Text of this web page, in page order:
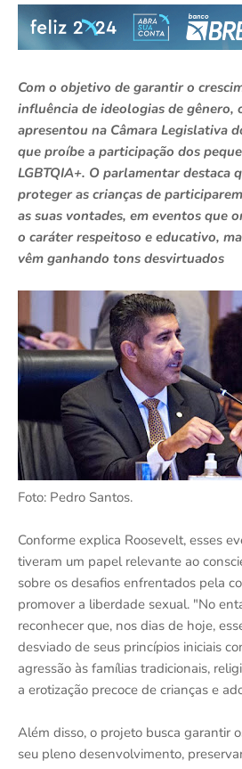
Com o objetivo de garantir o
influência de ideologias de gênero,
apresentou na Câmara Legislativa
que proíbe a participação dos
LGBTQIA+. O parlamentar destaca
proteger as crianças de
as suas vontades, em eventos que
o caráter respeitoso e educativo,
vêm ganhando tons desvirtuados
Foto: Pedro Santos.
Conforme explica Roosevelt, esses
tiveram um papel relevante ao
sobre os desafios enfrentados pela
promover a liberdade sexual. "No
reconhecer que, nos dias de hoje,
desviado de seus princípios iniciais
agressão às famílias tradicionais,
a erotização precoce de crianças e
Além disso, o projeto busca garantir
seu pleno desenvolvimento,